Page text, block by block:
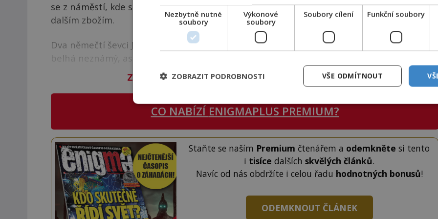
se z náměstí, kde se právě koná trh. Teplé sluneční paprsky zahřívají stolky s jídlem a
dalším zbožím.
Dva němečtí ševci JACOB BECK a GEORG L. WEICKMANN se otáčejí ke kraji tržnice, kam se
belhá neznámý, asi patnáctiletý mladík.
Zbývá vám 97%článku k dočtení. Nenechte si to ujít!
CO NABÍZÍ ENIGMAPLUS PREMIUM?
Staňte se naším Premium čtenářem a odemkněte si tento
i tisíce dalšíchskvělých článků.
Navíc od nás obdržíte i celou řadu hodnotných bonusů!
ODEMKNOUT ČLÁNEK
Nezbytně nutné
soubory
Výkonové
soubory
Soubory cílení Funkční soubory
VŠE ODMÍTNOUT
ZOBRAZIT PODROBNOSTI